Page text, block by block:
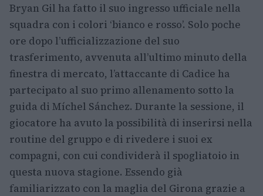
Bryan Gil ha fatto il suo ingresso ufficiale nella
squadra con i colori ‘bianco e rosso’. Solo poche
ore dopo l’ufficializzazione del suo
trasferimento, avvenuta all’ultimo minuto della
finestra di mercato, l’attaccante di Cadice ha
partecipato al suo primo allenamento sotto la
guida di Míchel Sánchez. Durante la sessione, il
giocatore ha avuto la possibilità di inserirsi nella
routine del gruppo e di rivedere i suoi ex
compagni, con cui condividerà il spogliatoio in
questa nuova stagione. Essendo già
familiarizzato con la maglia del Girona grazie a